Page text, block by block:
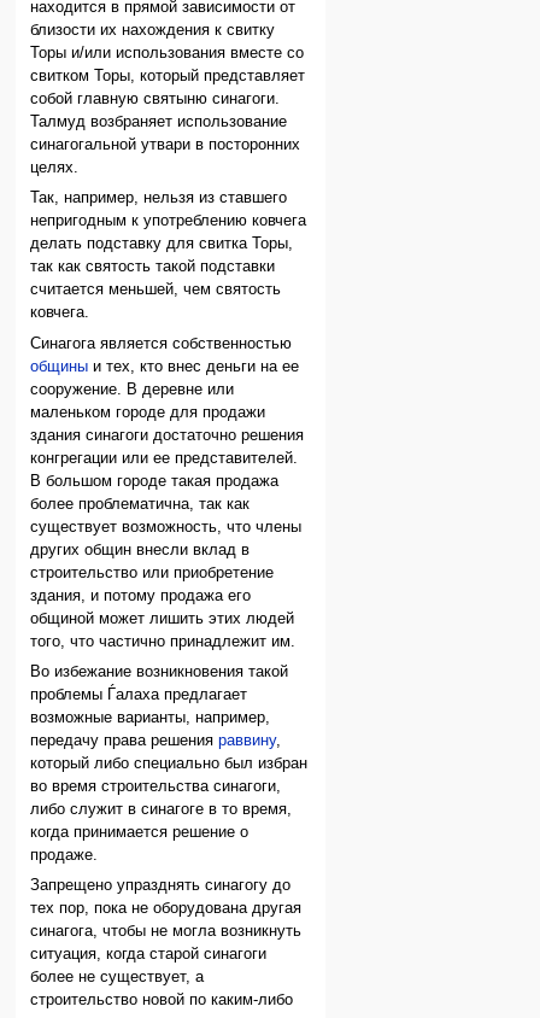
находится в прямой зависимости от
близости их нахождения к свитку
Торы и/или использования вместе со
свитком Торы, который представляет
собой главную святыню синагоги.
Талмуд возбраняет использование
синагогальной утвари в посторонних
целях.
Так, например, нельзя из ставшего
непригодным к употреблению ковчега
делать подставку для свитка Торы,
так как святость такой подставки
считается меньшей, чем святость
ковчега.
Синагога является собственностью
общины и тех, кто внес деньги на ее
сооружение. В деревне или
маленьком городе для продажи
здания синагоги достаточно решения
конгрегации или ее представителей.
В большом городе такая продажа
более проблематична, так как
существует возможность, что члены
других общин внесли вклад в
строительство или приобретение
здания, и потому продажа его
общиной может лишить этих людей
того, что частично принадлежит им.
Во избежание возникновения такой
проблемы Ѓалаха предлагает
возможные варианты, например,
передачу права решенияраввину,
который либо специально был избран
во время строительства синагоги,
либо служит в синагоге в то время,
когда принимается решение о
продаже.
Запрещено упразднять синагогу до
тех пор, пока не оборудована другая
синагога, чтобы не могла возникнуть
ситуация, когда старой синагоги
более не существует, а
строительство новой по каким-либо